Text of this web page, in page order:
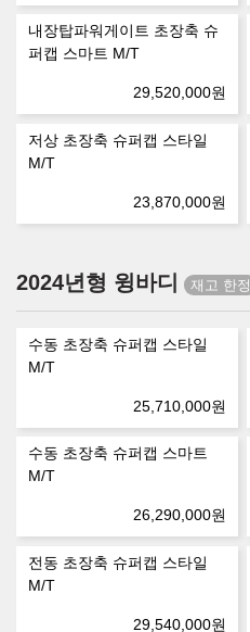
내장탑파워게이트 초장축 슈
퍼캡 스마트 M/T
29,520,000원
저상 초장축 슈퍼캡 스타일
M/T
23,870,000원
2024년형 윙바디
수동 초장축 슈퍼캡 스타일
M/T
25,710,000원
수동 초장축 슈퍼캡 스마트
M/T
26,290,000원
전동 초장축 슈퍼캡 스타일
M/T
29,540,000원